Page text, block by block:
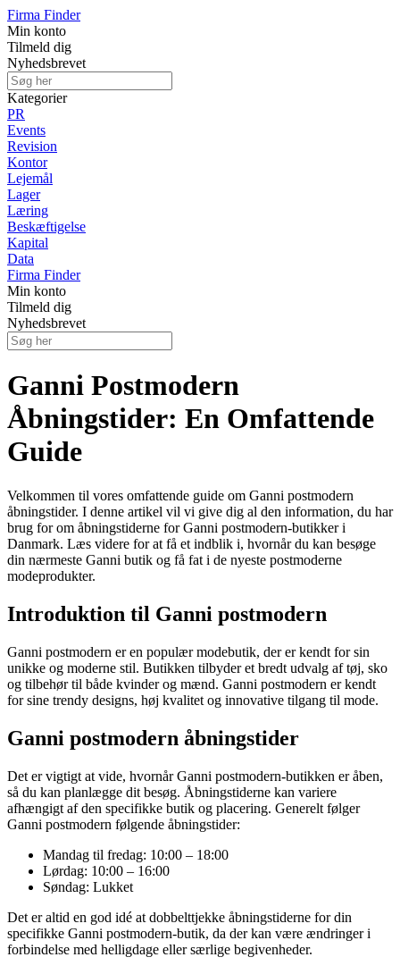
Firma Finder
Min konto
Tilmeld dig
Nyhedsbrevet
Kategorier
PR
Events
Revision
Kontor
Lejemål
Lager
Læring
Beskæftigelse
Kapital
Data
Firma Finder
Min konto
Tilmeld dig
Nyhedsbrevet
Ganni Postmodern
Åbningstider: En Omfattende
Guide
Velkommen til vores omfattende guide om Ganni postmodern
åbningstider. I denne artikel vil vi give dig al den information, du har
brug for om åbningstiderne for Ganni postmodern-butikker i
Danmark. Læs videre for at få et indblik i, hvornår du kan besøge
din nærmeste Ganni butik og få fat i de nyeste postmoderne
modeprodukter.
Introduktion til Ganni postmodern
Ganni postmodern er en populær modebutik, der er kendt for sin
unikke og moderne stil. Butikken tilbyder et bredt udvalg af tøj, sko
og tilbehør til både kvinder og mænd. Ganni postmodern er kendt
for sine trendy designs, høj kvalitet og innovative tilgang til mode.
Ganni postmodern åbningstider
Det er vigtigt at vide, hvornår Ganni postmodern-butikken er åben,
så du kan planlægge dit besøg. Åbningstiderne kan variere
afhængigt af den specifikke butik og placering. Generelt følger
Ganni postmodern følgende åbningstider:
Mandag til fredag: 10:00 – 18:00
Lørdag: 10:00 – 16:00
Søndag: Lukket
Det er altid en god idé at dobbelttjekke åbningstiderne for din
specifikke Ganni postmodern-butik, da der kan være ændringer i
forbindelse med helligdage eller særlige begivenheder.